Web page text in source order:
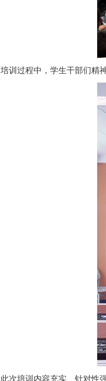
培训过程中，学生干部们精
此次培训内容充实、针对性